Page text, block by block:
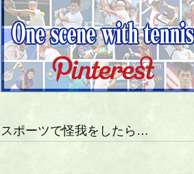
スポーツで怪我をしたら…